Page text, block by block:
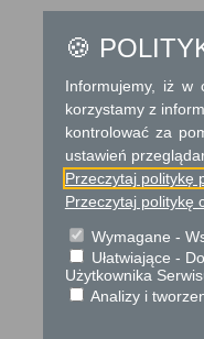
🍪
Informujemy, iż w
korzystamy z
kontrolować za
ustawień
Przeczytaj politykę
Przeczytaj politykę
Wymagane -
Ułatwiające -
Użytkownika
Analizy i